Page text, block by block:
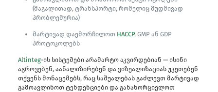
(მაგალითად, ტრანსპორტი, რომელიც მუდმივად
პრობლემურია)
მარტივად დაემორჩილოთ HACCP, GMP ან GDP
პროტოკოლებს
Altinteg-ის სისტემები არამარტო აკვირდებიან — ისინი
აგროვებენ, აანალიზირებენ და ვიზუალიზაციას უკეთებენ
თქვენს მონაცემებს, რაც საშუალებას გაძლევთ მარტივად
გამოავლინოთ ტენდენციები და განახორციელოთ